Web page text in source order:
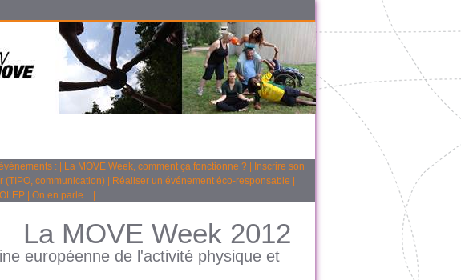
: La MOVE Week, comment ça fonctionne ?
Inscrire son
(TIPO, communication) Réaliser un événement éco-responsable
On en parle...
La MOVE Week 2012
européenne de l'activité physique et